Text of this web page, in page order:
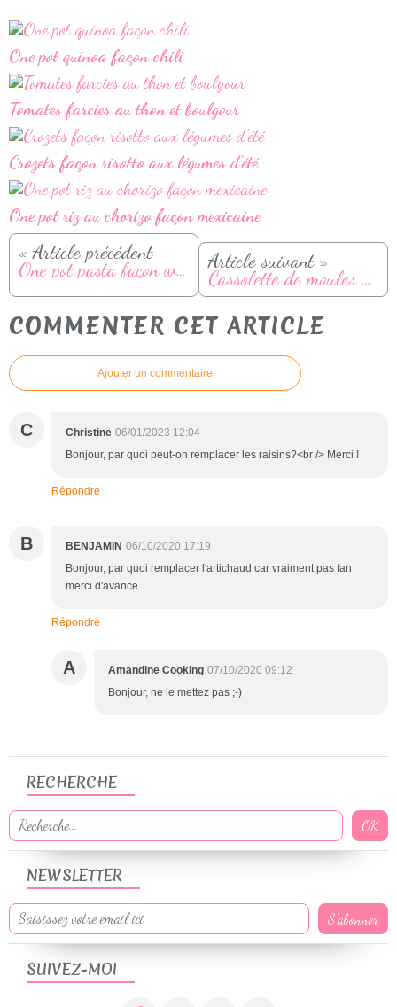
One pot quinoa façon chili
Tomates farcies au thon et boulgour
Crozets façon risotto aux légumes d'été
One pot riz au chorizo façon mexicaine
« Article précédent
One pot pasta façon welsh: une recette de mon livre "La cuisine du Nord avec Cookeo" Article suivant »
Cassolette de moules aux poireaux et curry
COMMENTER CET ARTICLE
Ajouter un commentaire
C Christine 06/01/2023 12:04
Bonjour, par quoi peut-on remplacer les raisins?<br /> Merci !
Répondre
B BENJAMIN 06/10/2020 17:19
Bonjour, par quoi remplacer l'artichaud car vraiment pas fan
merci d'avance
Répondre
A Amandine Cooking 07/10/2020 09:12
Bonjour, ne le mettez pas ;-)
NEWSLETTER
SUIVEZ-MOI
RECHERCHE